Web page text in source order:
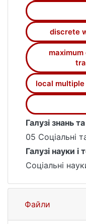
кризову
discrete
local
Галузі знань
05 Соціальні
Галузі науки і
Соціальні
Файли